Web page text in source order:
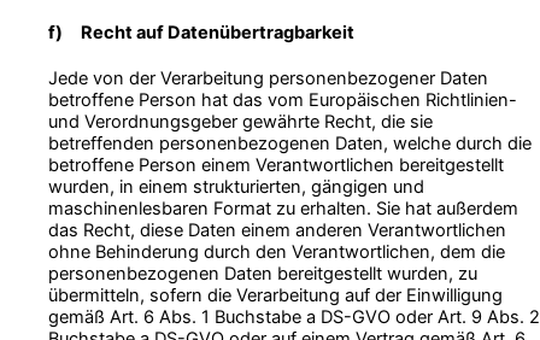
f) Recht auf Datenübertragbarkeit
Jede von der Verarbeitung personenbezogener Daten
betroffene Person hat das vom Europäischen Richtlinien-
und Verordnungsgeber gewährte Recht, die sie
betreffenden personenbezogenen Daten, welche durch die
betroffene Person einem Verantwortlichen bereitgestellt
wurden, in einem strukturierten, gängigen und
maschinenlesbaren Format zu erhalten. Sie hat außerdem
das Recht, diese Daten einem anderen Verantwortlichen
ohne Behinderung durch den Verantwortlichen, dem die
personenbezogenen Daten bereitgestellt wurden, zu
übermitteln, sofern die Verarbeitung auf der Einwilligung
gemäß Art. 6 Abs. 1 Buchstabe a DS-GVO oder Art. 9 Abs. 2